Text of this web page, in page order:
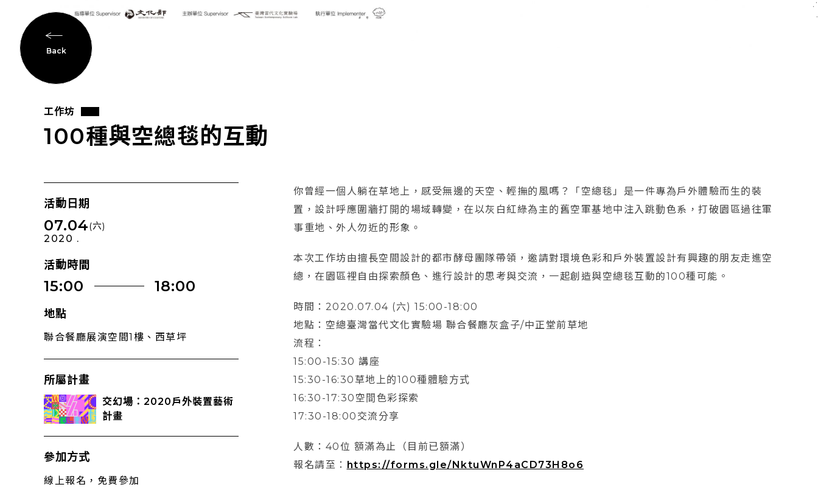
Back
工作坊
100種與空總毯的互動
活動日期
07.04(六)
2020 .
活動時間
15:00 18:00
地點
聯合餐廳展演空間1樓、西草坪
所屬計畫
交幻場：2020戶外裝置藝術
計畫
參加方式
線上報名，免費參加
你曾經一個人躺在草地上，感受無邊的天空、輕撫的風嗎？「空總毯」是一件專為戶外體驗而生的裝
置，設計呼應圍牆打開的場域轉變，在以灰白紅綠為主的舊空軍基地中注入跳動色系，打破園區過往軍
事重地、外人勿近的形象。
本次工作坊由擅長空間設計的都市酵母團隊帶領，邀請對環境色彩和戶外裝置設計有興趣的朋友走進空
總，在園區裡自由探索顏色、進行設計的思考與交流，一起創造與空總毯互動的100種可能。
時間：2020.07.04 (六) 15:00-18:00
地點：空總臺灣當代文化實驗場 聯合餐廳灰盒子/中正堂前草地
流程：
15:00-15:30 講座
15:30-16:30草地上的100種體驗方式
16:30-17:30空間色彩探索
17:30-18:00交流分享
人數：40位 額滿為止（目前已額滿）
報名請至： https://forms.gle/NktuWnP4aCD73H8o6